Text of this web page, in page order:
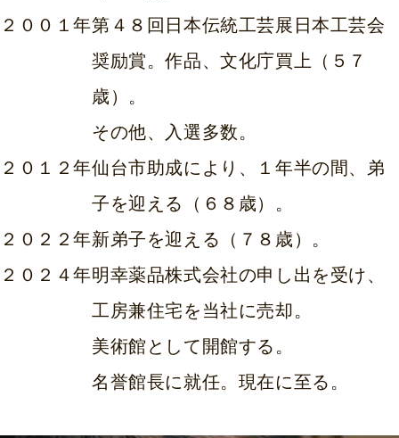
２００１年第４８回日本伝統工芸展日本工芸会
奨励賞。作品、文化庁買上（５７
歳）。
その他、入選多数。
２０１２年仙台市助成により、１年半の間、弟
子を迎える（６８歳）。
２０２２年新弟子を迎える（７８歳）。
２０２４年明幸薬品株式会社の申し出を受け、
工房兼住宅を当社に売却。
美術館として開館する。
名誉館長に就任。現在に至る。